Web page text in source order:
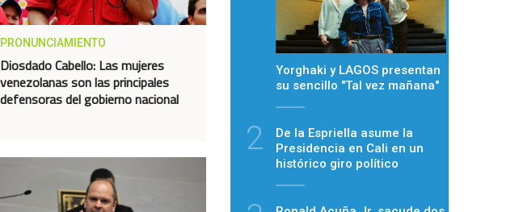
PRONUNCIAMIENTO
Diosdado Cabello: Las mujeres
venezolanas son las principales
defensoras del gobierno nacional
Yorghaki y LAGOS presentan
su sencillo "Tal vez mañana"
2
De la Espriella asume la
Presidencia en Cali en un
histórico giro político